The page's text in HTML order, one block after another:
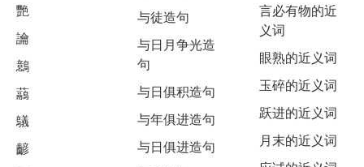
艷
讑
鷾
虉
鸃
齴
与徒造句
与日月争光造
句
与日俱积造句
与年俱进造句
与日俱进造句
言必有物的近
义词
眼熟的近义词
玉碎的近义词
跃进的近义词
月末的近义词